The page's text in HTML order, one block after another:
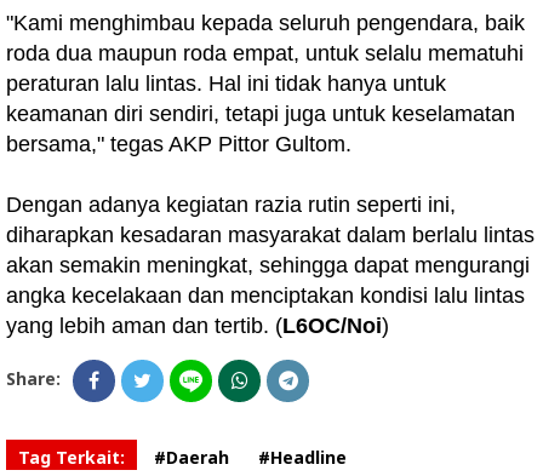
"Kami menghimbau kepada seluruh pengendara, baik
roda dua maupun roda empat, untuk selalu mematuhi
peraturan lalu lintas. Hal ini tidak hanya untuk
keamanan diri sendiri, tetapi juga untuk keselamatan
bersama," tegas AKP Pittor Gultom.
Dengan adanya kegiatan razia rutin seperti ini,
diharapkan kesadaran masyarakat dalam berlalu lintas
akan semakin meningkat, sehingga dapat mengurangi
angka kecelakaan dan menciptakan kondisi lalu lintas
yang lebih aman dan tertib. (L6OC/Noi)
Share:
Tag Terkait: #Daerah
#Headline